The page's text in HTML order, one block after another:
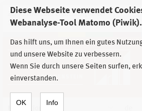
Diese Webseite verwendet
Webanalyse-Tool Matomo (Piwik).
Das hilft uns, um Ihnen ein gutes
und unsere Website zu verbessern.
Wenn Sie durch unsere Seiten surfen,
einverstanden.
OK Info
Zur Auswahl der Einrichtungen der
Stiftung Sächsische Gedenkstätten